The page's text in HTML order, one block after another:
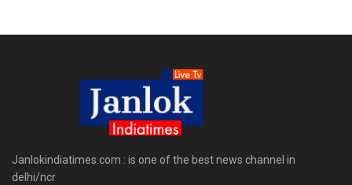
Janlokindiatimes.com : is one of the best news channel in
delhi/ncr